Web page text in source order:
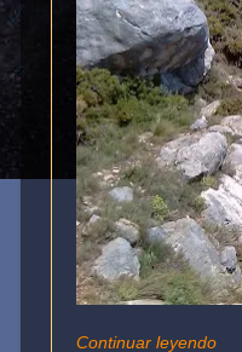
Continuar leyendo